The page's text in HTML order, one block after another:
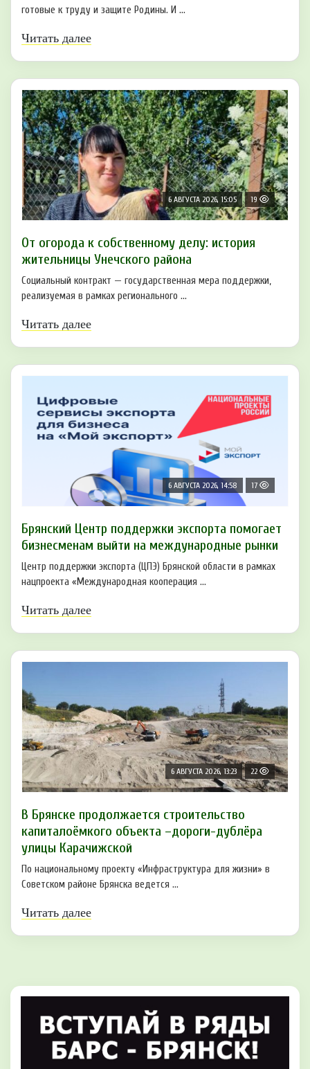
готовые к труду и защите Родины. И ...
Читать далее
6 АВГУСТА 2026, 15:05 19
От огорода к собственному делу: история
жительницы Унечского района
Социальный контракт — государственная мера поддержки,
реализуемая в рамках регионального ...
Читать далее
6 АВГУСТА 2026, 14:58 17
Брянский Центр поддержки экспорта помогает
бизнесменам выйти на международные рынки
Центр поддержки экспорта (ЦПЭ) Брянской области в рамках
нацпроекта «Международная кооперация ...
Читать далее
6 АВГУСТА 2026, 13:23 22
В Брянске продолжается строительство
капиталоёмкого объекта –дороги-дублёра
улицы Карачижской
По национальному проекту «Инфраструктура для жизни» в
Советском районе Брянска ведется ...
Читать далее